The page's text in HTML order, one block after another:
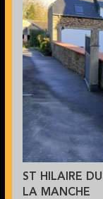
ST HILAIRE
LA MANCHE